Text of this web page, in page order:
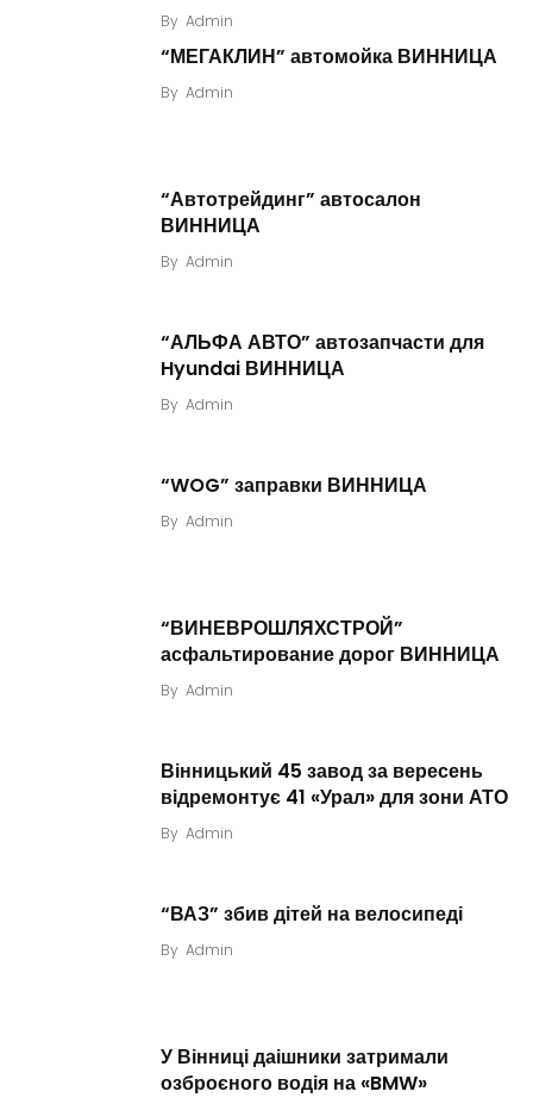
By Admin
“МЕГАКЛИН” автомойка ВИННИЦА
By Admin
“Автотрейдинг” автосалон
ВИННИЦА
By Admin
“АЛЬФА АВТО” автозапчасти для
Hyundai ВИННИЦА
By Admin
“WOG” заправки ВИННИЦА
By Admin
“ВИНЕВРОШЛЯХСТРОЙ”
асфальтирование дорог ВИННИЦА
By Admin
Вінницький 45 завод за вересень
відремонтує 41 «Урал» для зони АТО
By Admin
“ВАЗ” збив дітей на велосипеді
By Admin
У Вінниці даішники затримали
озброєного водія на «BMW»